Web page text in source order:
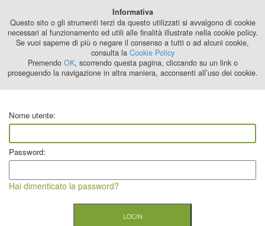
2024
Nome utente:
Password:
Hai dimenticato la password?
Informativa
Questo sito o gli strumenti terzi da questo utilizzati si avvalgono di cookie
necessari al funzionamento ed utili alle finalità illustrate nella cookie policy.
Se vuoi saperne di più o negare il consenso a tutti o ad alcuni cookie,
consulta la Cookie Policy
Premendo OK, scorrendo questa pagina, cliccando su un link o
proseguendo la navigazione in altra maniera, acconsenti all’uso dei cookie.